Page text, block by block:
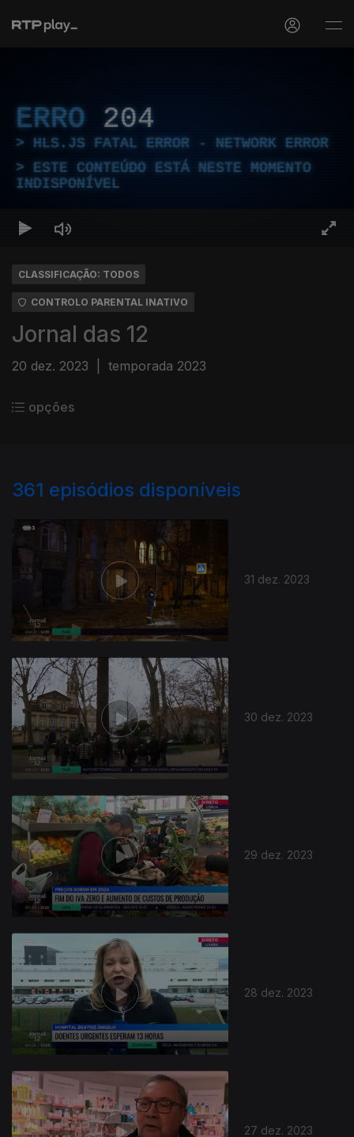
ERRO 204
HLS.JS FATAL ERROR - NETWORK ERROR
ESTE CONTEÚDO ESTÁ NESTE MOMENTO
INDISPONÍVEL
CLASSIFICAÇÃO: TODOS
CONTROLO PARENTAL INATIVO
Jornal das 12
20 dez. 2023 temporada 2023
opções
361 episódios disponíveis
31 dez. 2023
30 dez. 2023
29 dez. 2023
28 dez. 2023
27 dez. 2023